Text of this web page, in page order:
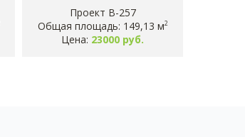
Проект B-257
Общая площадь: 149,13 м2
Цена: 23000 руб.